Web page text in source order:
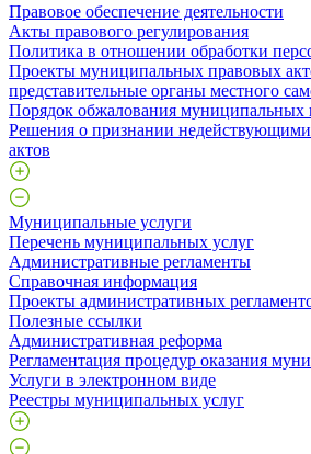
Правовое обеспечение деятельности
Акты правового регулирования
Политика в отношении обработки
Проекты муниципальных правовых
представительные органы местного
Порядок обжалования муниципальных
Решения о признании
актов
Муниципальные услуги
Перечень муниципальных услуг
Административные регламенты
Справочная информация
Проекты административных
Полезные ссылки
Административная реформа
Регламентация процедур оказания
Услуги в электронном виде
Реестры муниципальных услуг